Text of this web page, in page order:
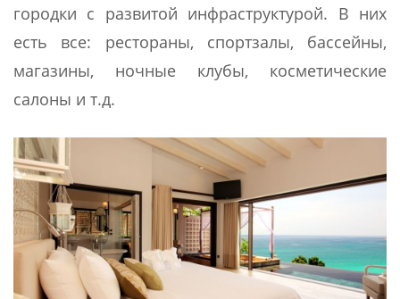
городки с развитой инфраструктурой. В них
есть все: рестораны, спортзалы, бассейны,
магазины, ночные клубы, косметические
салоны и т.д.